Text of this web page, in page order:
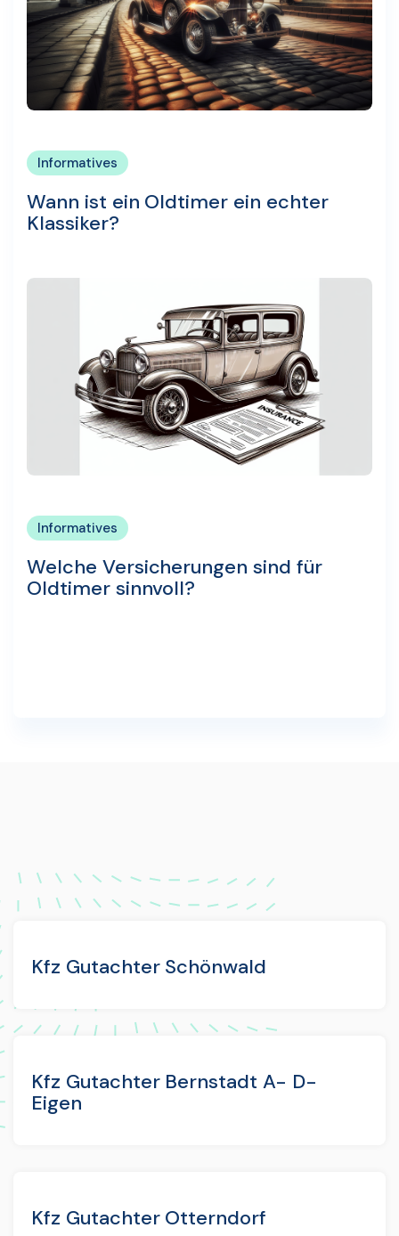
Informatives
Wann ist ein Oldtimer ein echter
Klassiker?
Informatives
Welche Versicherungen sind für
Oldtimer sinnvoll?
Kfz Gutachter Schönwald
Kfz Gutachter Bernstadt A- D-
Eigen
Kfz Gutachter Otterndorf